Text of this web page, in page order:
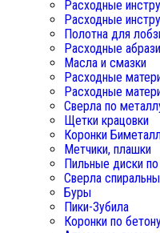
Расходные
Расходные
Полотна для
Расходные
Масла и смазки
Расходные
Расходные
Сверла по
Щетки крацовки
Коронки
Метчики, плашки
Пильные диски
Сверла
Буры
Пики-Зубила
Коронки по